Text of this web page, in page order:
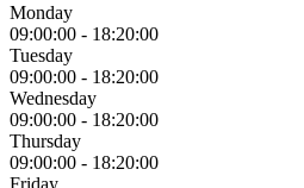
Monday
09:00:00 - 18:20:00
Tuesday
09:00:00 - 18:20:00
Wednesday
09:00:00 - 18:20:00
Thursday
09:00:00 - 18:20:00
Friday